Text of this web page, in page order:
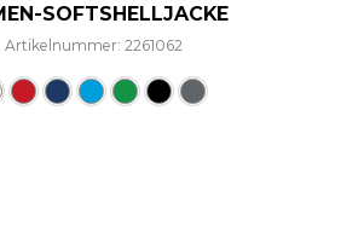
SOFTSHELLJACKE
Artikelnummer: 2261062